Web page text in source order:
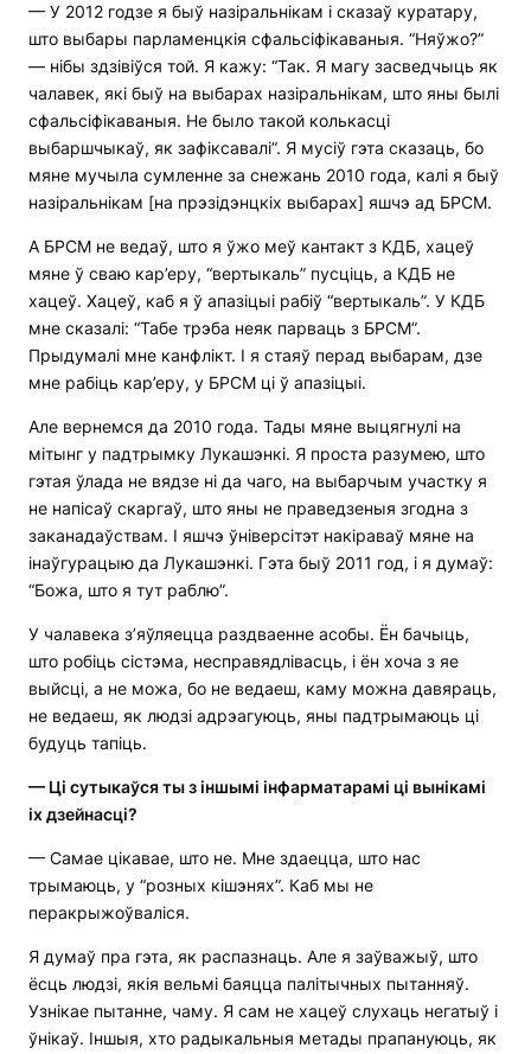
— У 2012 годзе я быў назіральнікам і сказаў куратару,
што выбары парламенцкія сфальсіфікаваныя. “Няўжо?”
— нібы здзівіўся той. Я кажу: “Так. Я магу засведчыць як
чалавек, які быў на выбарах назіральнікам, што яны былі
сфальсіфікаваныя. Не было такой колькасці
выбаршчыкаў, як зафіксавалі”. Я мусіў гэта сказаць, бо
мяне мучыла сумленне за снежань 2010 года, калі я быў
назіральнікам [на прэзідэнцкіх выбарах] яшчэ ад БРСМ.
А БРСМ не ведаў, што я ўжо меў кантакт з КДБ, хацеў
мяне ў сваю кар’еру, “вертыкаль” пусціць, а КДБ не
хацеў. Хацеў, каб я ў апазіцыі рабіў “вертыкаль”. У КДБ
мне сказалі: “Табе трэба неяк парваць з БРСМ”.
Прыдумалі мне канфлікт. І я стаяў перад выбарам, дзе
мне рабіць кар’еру, у БРСМ ці ў апазіцыі.
Але вернемся да 2010 года. Тады мяне выцягнулі на
мітынг у падтрымку Лукашэнкі. Я проста разумею, што
гэтая ўлада не вядзе ні да чаго, на выбарчым участку я
не напісаў скаргаў, што яны не праведзеныя згодна з
заканадаўствам. І яшчэ ўніверсітэт накіраваў мяне на
інаўгурацыю да Лукашэнкі. Гэта быў 2011 год, і я думаў:
“Божа, што я тут раблю”.
У чалавека з’яўляецца раздваенне асобы. Ён бачыць,
што робіць сістэма, несправядлівасць, і ён хоча з яе
выйсці, а не можа, бо не ведаеш, каму можна давяраць,
не ведаеш, як людзі адрэагуюць, яны падтрымаюць ці
будуць тапіць.
— Ці сутыкаўся ты з іншымі інфарматарамі ці вынікамі
іх дзейнасці?
— Самае цікавае, што не. Мне здаецца, што нас
трымаюць, у “розных кішэнях”. Каб мы не
перакрыжоўваліся.
Я думаў пра гэта, як распазнаць. Але я заўважыў, што
ёсць людзі, якія вельмі баяцца палітычных пытанняў.
Узнікае пытанне, чаму. Я сам не хацеў слухаць негатыў і
ўнікаў. Іншыя, хто радыкальныя метады прапануюць, як